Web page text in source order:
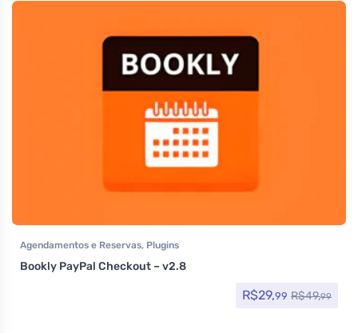
Agendamentos e Reservas, Plugins
Bookly PayPal Checkout – v2.8
R$29,99 R$49,99